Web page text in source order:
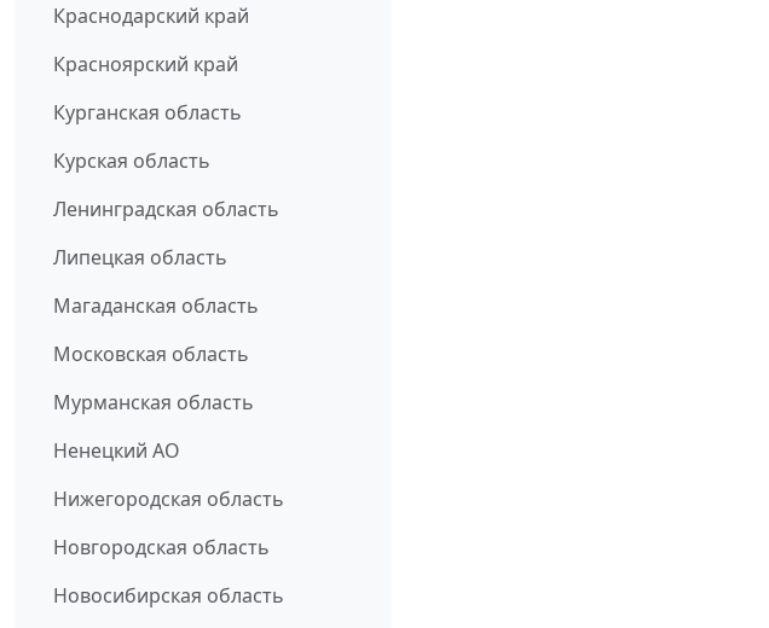
Краснодарский край
Красноярский край
Курганская область
Курская область
Ленинградская область
Липецкая область
Магаданская область
Московская область
Мурманская область
Ненецкий АО
Нижегородская область
Новгородская область
Новосибирская область